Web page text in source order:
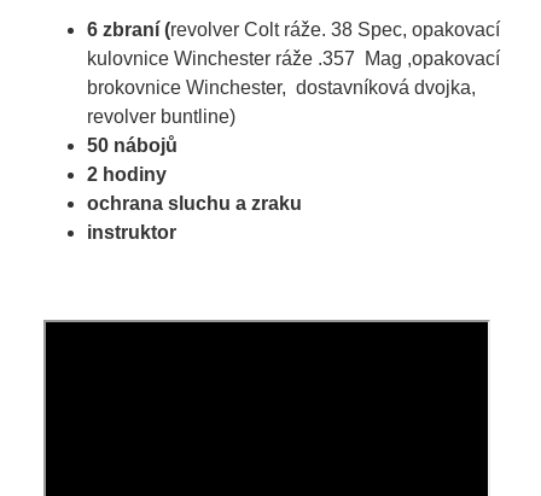
6 zbraní (revolver Colt ráže. 38 Spec, opakovací
kulovnice Winchester ráže .357 Mag ,opakovací
brokovnice Winchester, dostavníková dvojka,
revolver buntline)
50 nábojů
2 hodiny
ochrana sluchu a zraku
instruktor